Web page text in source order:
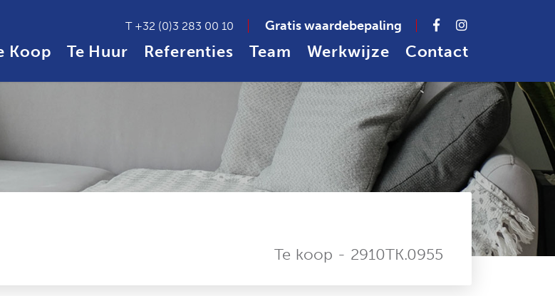
T +32 (0)3 283 00 10 Gratis waardebepaling
Koop Te Huur Referenties Team Werkwijze Contact
Te koop - 2910TK.0955